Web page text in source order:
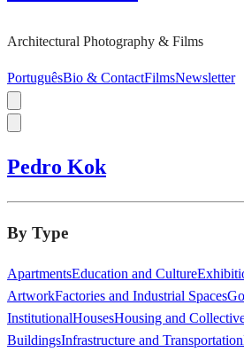
Architectural Photography & Films
PortuguêsBio & ContactFilmsNewsletter
Pedro Kok
By Type
ApartmentsEducation and Culture
ArtworkFactories and Industrial Spaces
InstitutionalHousesHousing and
BuildingsInfrastructure and Transportation